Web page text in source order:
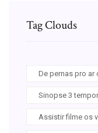
Tag Clouds
De pernas pro
Sinopse 3
Assistir filme os